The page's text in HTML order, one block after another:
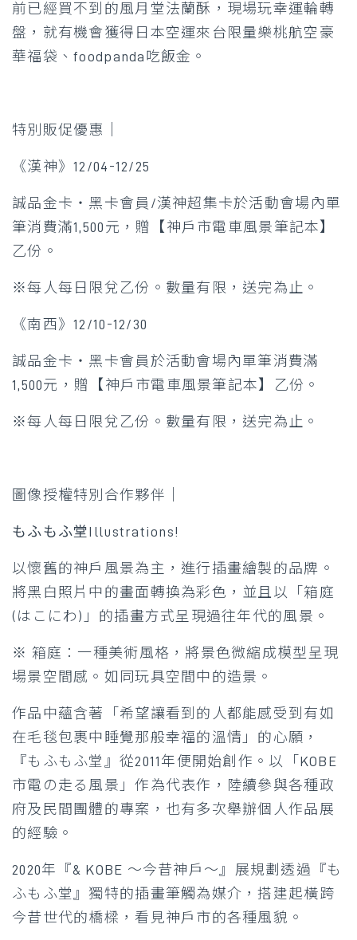
前已經買不到的風月堂法蘭酥，現場玩幸運輪轉
盤，就有機會獲得日本空運來台限量樂桃航空豪
華福袋、foodpanda吃飯金。
特別販促優惠│
《漢神》12/04-12/25
誠品金卡‧黑卡會員/漢神超集卡於活動會場內單
筆消費滿1,500元，贈【神戶市電車風景筆記本】
乙份。
※每人每日限兌乙份。數量有限，送完為止。
《南西》12/10-12/30
誠品金卡‧黑卡會員於活動會場內單筆消費滿
1,500元，贈【神戶市電車風景筆記本】乙份。
※每人每日限兌乙份。數量有限，送完為止。
圖像授權特別合作夥伴│
もふもふ堂Illustrations!
以懷舊的神戶風景為主，進行插畫繪製的品牌。
將黑白照片中的畫面轉換為彩色，並且以「箱庭
(はこにわ)」的插畫方式呈現過往年代的風景。
※ 箱庭：一種美術風格，將景色微縮成模型呈現
場景空間感。如同玩具空間中的造景。
作品中蘊含著「希望讓看到的人都能感受到有如
在毛毯包裹中睡覺那般幸福的溫情」的心願，
『もふもふ堂』從2011年便開始創作。以「KOBE
市電の走る風景」作為代表作，陸續參與各種政
府及民間團體的專案，也有多次舉辦個人作品展
的經驗。
2020年『& KOBE ～今昔神戶～』展規劃透過『も
ふもふ堂』獨特的插畫筆觸為媒介，搭建起橫跨
今昔世代的橋樑，看見神戶市的各種風貌。